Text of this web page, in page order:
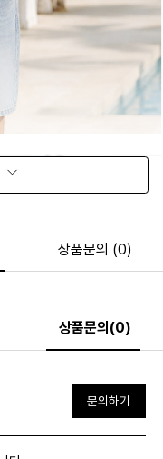
상품문의 (0)
상품문의(0)
문의하기